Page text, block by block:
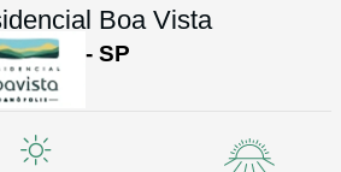
Boa Vista
- SP